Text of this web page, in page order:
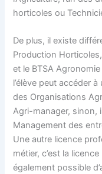
horticoles ou
De plus, il existe
Production
et le BTSA
l’élève peut accéder
des Organisations
Agri-manager, sinon,
Management des
Une autre licence
métier, c’est la
également possible